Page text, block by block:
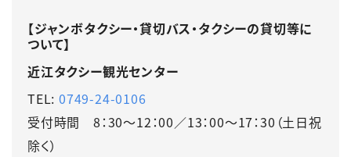
【ジャンボタクシー・貸切バス・タクシーの貸切等に
ついて】
近江タクシー観光センター
TEL: 0749-24-0106
受付時間 8：30～12：00／13：00～17：30（土日祝
除く）